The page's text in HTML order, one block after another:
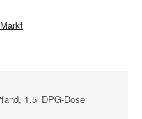
1.5l DPG-Dose